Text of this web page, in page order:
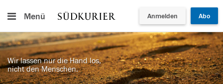
Menü Anmelden Abo
Wir lassen nur die Hand los,
nicht den Menschen.